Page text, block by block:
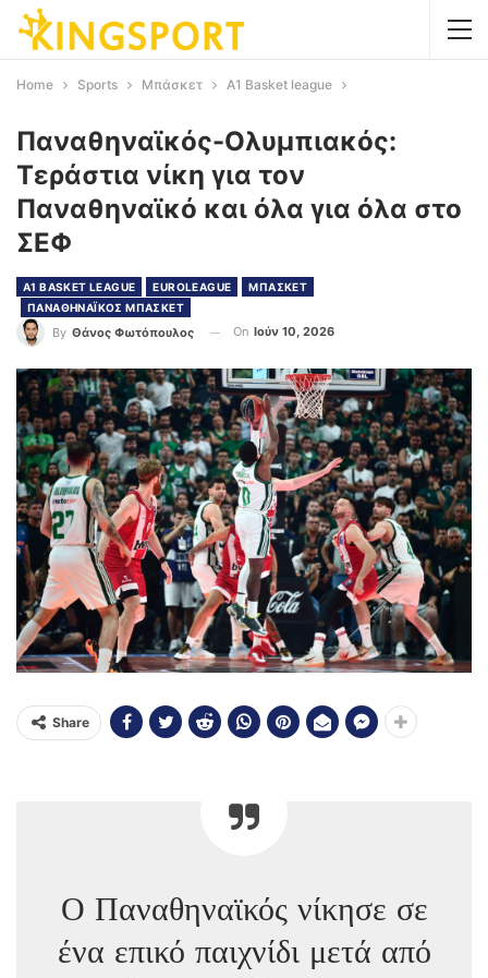
Home Sports Μπάσκετ Α1 Basket league
Παναθηναϊκός-Ολυμπιακός:
Τεράστια νίκη για τον
Παναθηναϊκό και όλα για όλα στο
ΣΕΦ
Α1 BASKET LEAGUE EUROLEAGUE
ΜΠΑΣΚΕΤ
ΠΑΝΑΘΗΝΑΪΚΟΣ ΜΠΑΣΚΕΤ
By Θάνος Φωτόπουλος On Ιούν 10, 2026
Share
Ο Παναθηναϊκός νίκησε σε
ένα επικό παιχνίδι μετά από